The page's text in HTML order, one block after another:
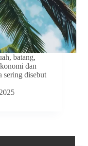
batang,
dan
sering disebut